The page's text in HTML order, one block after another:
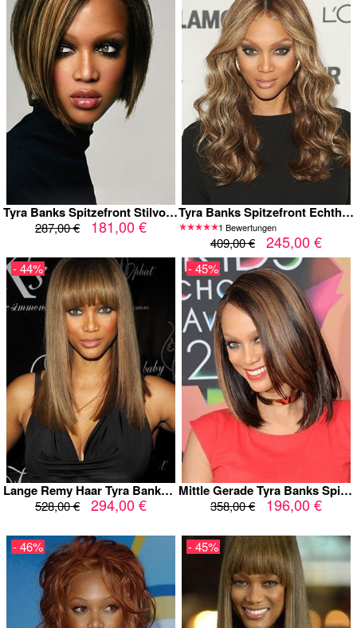
Tyra Banks Spitzefront Stilvolle Gerade Echthaar Perücke
287,00 € 181,00 €
Tyra Banks Spitzefront Echthaar Lange Wellige Perücke
1 Bewertungen
409,00 € 245,00 €
Lange Remy Haar Tyra Banks Gerade Vollspitze Perücke
528,00 € 294,00 €
- 44%
Mittle Gerade Tyra Banks Spitzefront Echthaar Perücke
358,00 € 196,00 €
- 45%
- 46% - 45%